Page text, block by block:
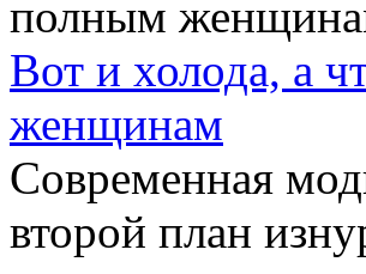
Вот и холода, а
женщинам
Современная
второй план